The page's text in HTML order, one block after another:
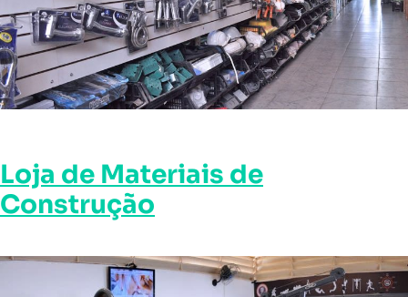
Loja de Materiais de
Construção